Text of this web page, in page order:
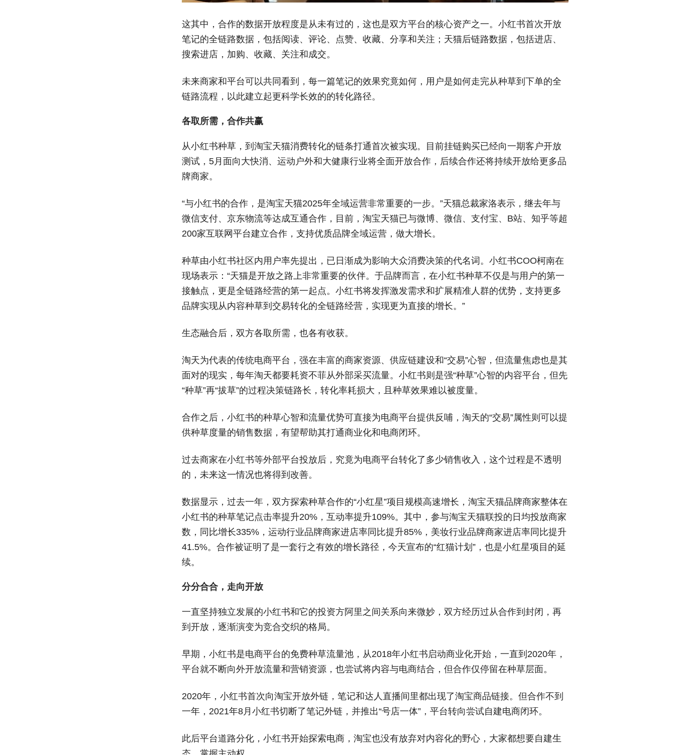
这其中，合作的数据开放程度是从未有过的，这也是双方平台的核心资产之一。小红书首次开放
笔记的全链路数据，包括阅读、评论、点赞、收藏、分享和关注；天猫后链路数据，包括进店、
搜索进店，加购、收藏、关注和成交。
未来商家和平台可以共同看到，每一篇笔记的效果究竟如何，用户是如何走完从种草到下单的全
链路流程，以此建立起更科学长效的的转化路径。
各取所需，合作共赢
从小红书种草，到淘宝天猫消费转化的链条打通首次被实现。目前挂链购买已经向一期客户开放
测试，5月面向大快消、运动户外和大健康行业将全面开放合作，后续合作还将持续开放给更多品
牌商家。
“与小红书的合作，是淘宝天猫2025年全域运营非常重要的一步。”天猫总裁家洛表示，继去年与
微信支付、京东物流等达成互通合作，目前，淘宝天猫已与微博、微信、支付宝、B站、知乎等超
200家互联网平台建立合作，支持优质品牌全域运营，做大增长。
种草由小红书社区内用户率先提出，已日渐成为影响大众消费决策的代名词。小红书COO柯南在
现场表示：“天猫是开放之路上非常重要的伙伴。于品牌而言，在小红书种草不仅是与用户的第一
接触点，更是全链路经营的第一起点。小红书将发挥激发需求和扩展精准人群的优势，支持更多
品牌实现从内容种草到交易转化的全链路经营，实现更为直接的增长。”
生态融合后，双方各取所需，也各有收获。
淘天为代表的传统电商平台，强在丰富的商家资源、供应链建设和“交易”心智，但流量焦虑也是其
面对的现实，每年淘天都要耗资不菲从外部采买流量。小红书则是强“种草”心智的内容平台，但先
“种草”再“拔草”的过程决策链路长，转化率耗损大，且种草效果难以被度量。
合作之后，小红书的种草心智和流量优势可直接为电商平台提供反哺，淘天的“交易”属性则可以提
供种草度量的销售数据，有望帮助其打通商业化和电商闭环。
过去商家在小红书等外部平台投放后，究竟为电商平台转化了多少销售收入，这个过程是不透明
的，未来这一情况也将得到改善。
数据显示，过去一年，双方探索种草合作的“小红星”项目规模高速增长，淘宝天猫品牌商家整体在
小红书的种草笔记点击率提升20%，互动率提升109%。其中，参与淘宝天猫联投的日均投放商家
数，同比增长335%，运动行业品牌商家进店率同比提升85%，美妆行业品牌商家进店率同比提升
41.5%。合作被证明了是一套行之有效的增长路径，今天宣布的“红猫计划”，也是小红星项目的延
续。
分分合合，走向开放
一直坚持独立发展的小红书和它的投资方阿里之间关系向来微妙，双方经历过从合作到封闭，再
到开放，逐渐演变为竞合交织的格局。
早期，小红书是电商平台的免费种草流量池，从2018年小红书启动商业化开始，一直到2020年，
平台就不断向外开放流量和营销资源，也尝试将内容与电商结合，但合作仅停留在种草层面。
2020年，小红书首次向淘宝开放外链，笔记和达人直播间里都出现了淘宝商品链接。但合作不到
一年，2021年8月小红书切断了笔记外链，并推出“号店一体”，平台转向尝试自建电商闭环。
此后平台道路分化，小红书开始探索电商，淘宝也没有放弃对内容化的野心，大家都想要自建生